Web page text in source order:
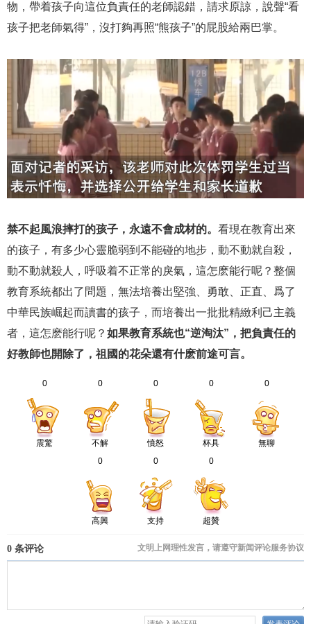
物，帶着孩子向這位負責任的老師認錯，請求原諒，說聲“看
孩子把老師氣得”，沒打夠再照“熊孩子”的屁股給兩巴掌。
禁不起風浪摔打的孩子，永遠不會成材的。 看現在教育出來
的孩子，有多少心靈脆弱到不能碰的地步，動不動就自殺，
動不動就殺人，呼吸着不正常的戾氣，這怎麽能行呢？整個
教育系統都出了問題，無法培養出堅強、勇敢、正直、爲了
中華民族崛起而讀書的孩子，而培養出一批批精緻利己主義
者，這怎麽能行呢？ 如果教育系統也“逆淘汰”，把負責任的
好教師也開除了，祖國的花朵還有什麽前途可言。
0
震驚
0
不解
0
憤怒
0
杯具
0
無聊
0
高興
0
支持
0
超贊